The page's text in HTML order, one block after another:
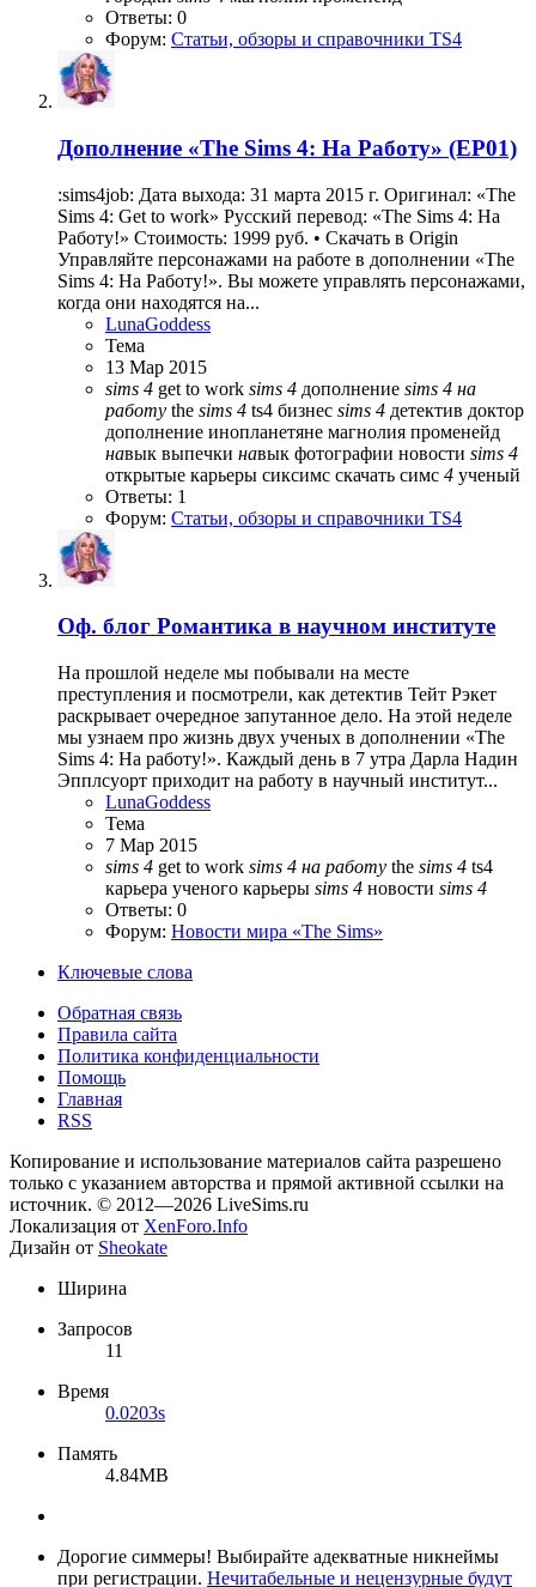
Ответы: 0
Форум: Статьи, обзоры и справочники TS4
Дополнение «The Sims 4: На Работу» (EP01)
:sims4job: Дата выхода: 31 марта 2015 г. Оригинал: «The
Sims 4: Get to work» Русский перевод: «The Sims 4: На
Работу!» Стоимость: 1999 руб. • Скачать в Origin
Управляйте персонажами на работе в дополнении «The
Sims 4: На Работу!». Вы можете управлять персонажами,
когда они находятся на...
LunaGoddess
Тема
13 Мар 2015
sims 4 get to work sims 4 дополнение sims 4 на
работу the sims 4 ts4 бизнес sims 4 детектив доктор
дополнение инопланетяне магнолия променейд
навык выпечки навык фотографии новости sims 4
открытые карьеры сиксимс скачать симс 4 ученый
Ответы: 1
Форум: Статьи, обзоры и справочники TS4
Оф. блог Романтика в научном институте
На прошлой неделе мы побывали на месте
преступления и посмотрели, как детектив Тейт Рэкет
раскрывает очередное запутанное дело. На этой неделе
мы узнаем про жизнь двух ученых в дополнении «The
Sims 4: На работу!». Каждый день в 7 утра Дарла Надин
Эпплсуорт приходит на работу в научный институт...
LunaGoddess
Тема
7 Мар 2015
sims 4 get to work sims 4 на работу the sims 4 ts4
карьера ученого карьеры sims 4 новости sims 4
Ответы: 0
Форум: Новости мира «The Sims»
Ключевые слова
Обратная связь
Правила сайта
Политика конфиденциальности
Помощь
Главная
RSS
Копирование и использование материалов сайта разрешено
только с указанием авторства и прямой активной ссылки на
источник. © 2012—2026 LiveSims.ru
Локализация от XenForo.Info
Дизайн от Sheokate
Ширина
Запросов
11
Время
0.0203s
Память
4.84MB
Дорогие симмеры! Выбирайте адекватные никнеймы
при регистрации. Нечитабельные и нецензурные будут